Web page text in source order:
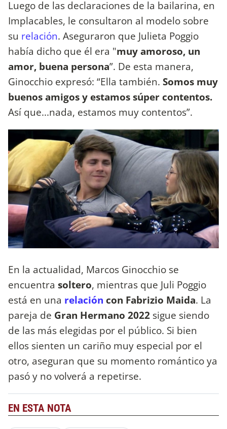
Luego de las declaraciones de la bailarina, en
Implacables, le consultaron al modelo sobre
su relación. Aseguraron que Julieta Poggio
había dicho que él era "muy amoroso, un
amor, buena persona”. De esta manera,
Ginocchio expresó: “Ella también. Somos muy
buenos amigos y estamos súper contentos.
Así que...nada, estamos muy contentos”.
En la actualidad, Marcos Ginocchio se
encuentra soltero, mientras que Juli Poggio
está en una relación con Fabrizio Maida. La
pareja de Gran Hermano 2022 sigue siendo
de las más elegidas por el público. Si bien
ellos sienten un cariño muy especial por el
otro, aseguran que su momento romántico ya
pasó y no volverá a repetirse.
EN ESTA NOTA